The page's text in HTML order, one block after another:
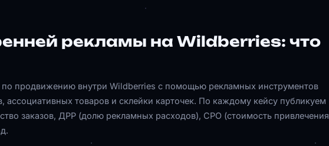
рекламы на Wildberries: что
продвижению внутри Wildberries с помощью рекламных инструментов
ассоциативных товаров и склейки карточек. По каждому кейсу публикуем
заказов, ДРР (долю рекламных расходов), СРО (стоимость привлечения